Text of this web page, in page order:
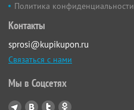
Политика конфиденциальности
Контакты
sprosi@kupikupon.ru
Связаться с нами
Мы в Соцсетях